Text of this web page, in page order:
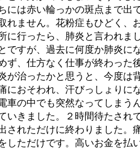
は赤い輪っかの斑点まで出
ません。花粉症もひどく、
行ったら、肺炎と言われま
すが、過去に何度か肺炎に
、仕方なく仕事が終わった
治ったかと思うと、今度は
おそわれ、汗びっしょりに
の中でも突然なってしまう
きました。２時間待たされ
れただけに終わりました。
ただけです。高いお金を払